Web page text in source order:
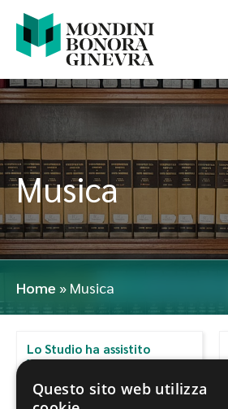
Musica
Home » Musica
Lo Studio ha assistito
Warner Chappell Music
Italy nell’acquisizione delle
Questo sito web utilizza